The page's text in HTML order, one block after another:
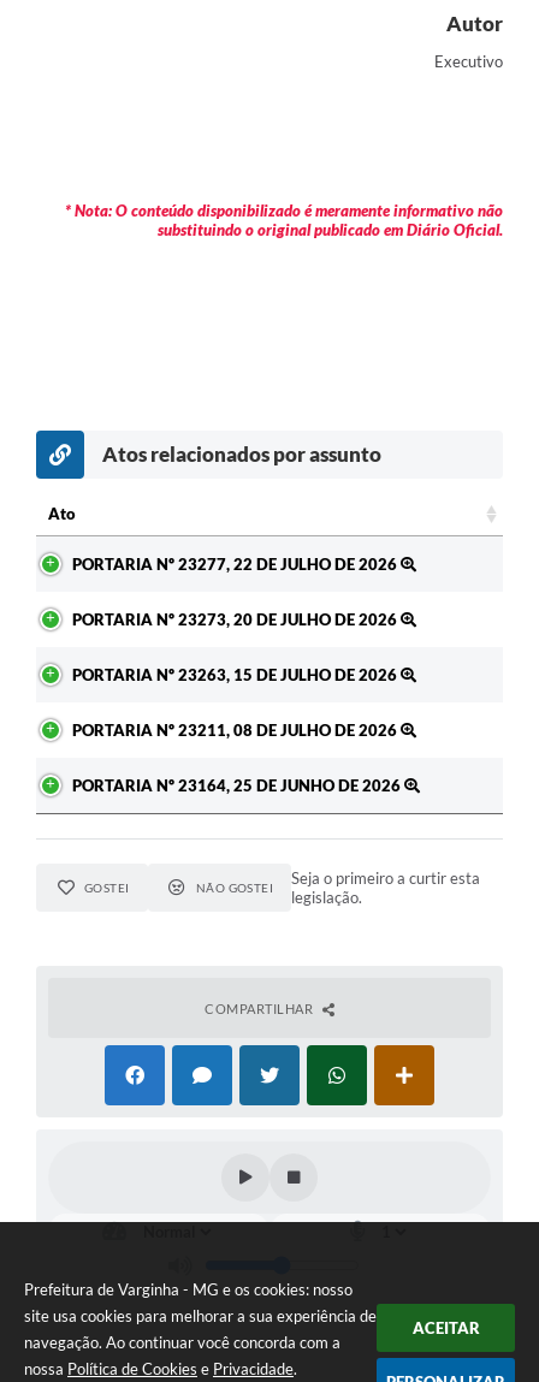
Prefeitura de Varginha - MG e os cookies: nosso
site usa cookies para melhorar a sua experiência de
navegação. Ao continuar você concorda com a
nossa Política de Cookies e Privacidade.
ACEITAR
Autor
Executivo
* Nota: O conteúdo disponibilizado é meramente informativo não
substituindo o original publicado em Diário Oficial.
Atos relacionados por assunto
Ato
PORTARIA Nº 23277, 22 DE JULHO DE 2026
PORTARIA Nº 23273, 20 DE JULHO DE 2026
PORTARIA Nº 23263, 15 DE JULHO DE 2026
PORTARIA Nº 23211, 08 DE JULHO DE 2026
PORTARIA Nº 23164, 25 DE JUNHO DE 2026
GOSTEI NÃO GOSTEI
Seja o primeiro a curtir esta
legislação.
COMPARTILHAR